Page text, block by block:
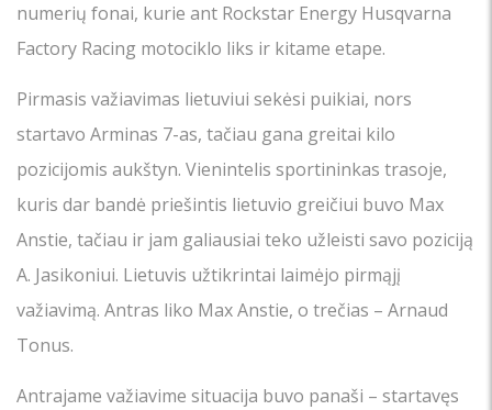
numerių fonai, kurie ant Rockstar Energy Husqvarna
Factory Racing motociklo liks ir kitame etape.
Pirmasis važiavimas lietuviui sekėsi puikiai, nors
startavo Arminas 7-as, tačiau gana greitai kilo
pozicijomis aukštyn. Vienintelis sportininkas trasoje,
kuris dar bandė priešintis lietuvio greičiui buvo Max
Anstie, tačiau ir jam galiausiai teko užleisti savo poziciją
A. Jasikoniui. Lietuvis užtikrintai laimėjo pirmąjį
važiavimą. Antras liko Max Anstie, o trečias – Arnaud
Tonus.
Antrajame važiavime situacija buvo panaši – startavęs